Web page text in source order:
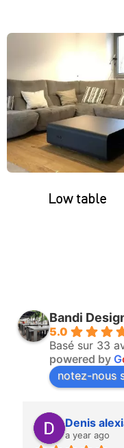
Low table
Bandi
5.0
Basé sur 33
powered by G
notez-nous
Denis
a year ago